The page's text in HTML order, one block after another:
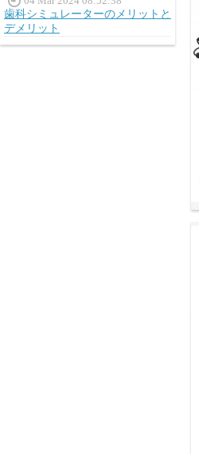
歯科シミュレーターのメリットと
デメリット